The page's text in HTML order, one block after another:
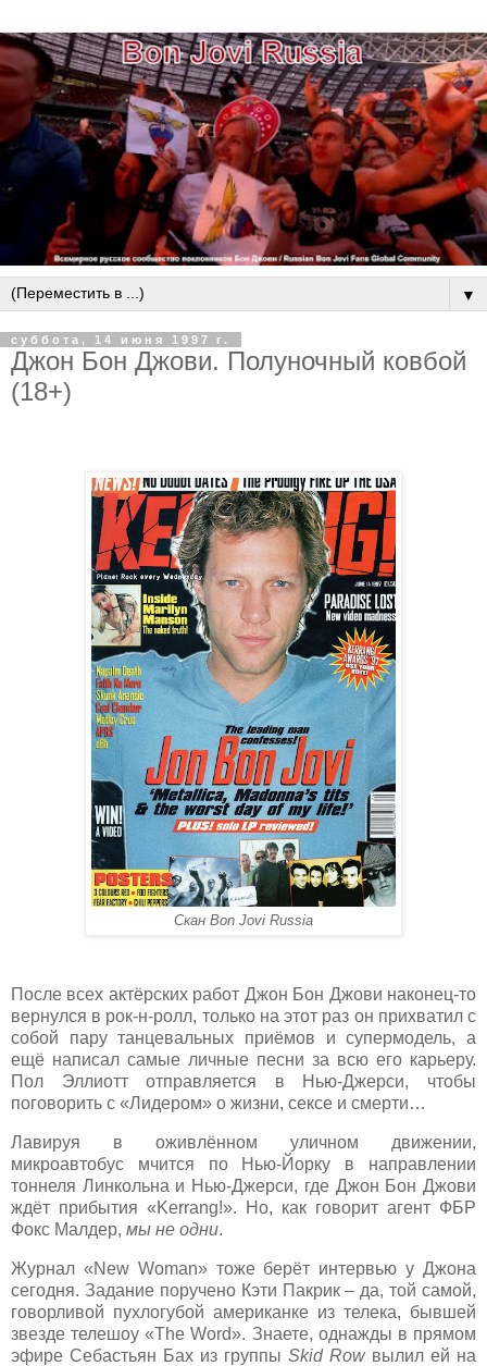
▼
суббота, 14 июня 1997 г.
Джон Бон Джови. Полуночный ковбой
(18+)
Скан Bon Jovi Russia
После всех актёрских работ Джон Бон Джови наконец-то
вернулся в рок-н-ролл, только на этот раз он прихватил с
собой пару танцевальных приёмов и супермодель, а
ещё написал самые личные песни за всю его карьеру.
Пол Эллиотт отправляется в Нью-Джерси, чтобы
поговорить с «Лидером» о жизни, сексе и смерти…
Лавируя в оживлённом уличном движении,
микроавтобус мчится по Нью-Йорку в направлении
тоннеля Линкольна и Нью-Джерси, где Джон Бон Джови
ждёт прибытия «Kerrang!». Но, как говорит агент ФБР
Фокс Малдер, мы не одни.
Журнал «New Woman» тоже берёт интервью у Джона
сегодня. Задание поручено Кэти Пакрик – да, той самой,
говорливой пухлогубой американке из телека, бывшей
звезде телешоу «The Word». Знаете, однажды в прямом
эфире Себастьян Бах из группы Skid Rowвылил ей на